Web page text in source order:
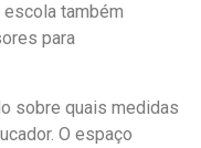
escola também
para
sobre quais medidas
O espaço